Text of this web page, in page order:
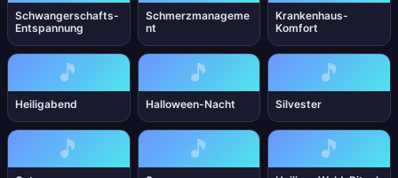
Schwangerschafts-
Entspannung
Schmerzmanageme
nt
Krankenhaus-
Komfort
🎵
Heiligabend
🎵
Halloween-Nacht
🎵
Silvester
🎵 🎵 🎵